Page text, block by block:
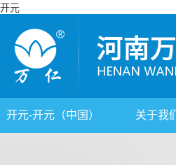
开元
开元-开元（中国） 关于我们